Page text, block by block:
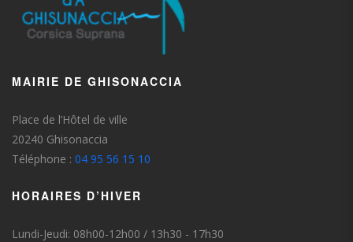
MAIRIE DE GHISONACCIA
Place de l’Hôtel de ville
20240 Ghisonaccia
Téléphone : 04 95 56 15 10
HORAIRES D’HIVER
Lundi-Jeudi: 08h00-12h00 / 13h30 - 17h30